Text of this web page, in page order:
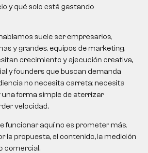
y qué solo está gastando
suele ser empresarios,
y grandes, equipos de marketing,
crecimiento y ejecución creativa,
y founders que buscan demanda
no necesita carreta; necesita
una forma simple de aterrizar
velocidad.
funcionar aquí no es prometer más,
la propuesta, el contenido, la medición
comercial.